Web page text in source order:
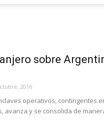
sobre
2016
operativos, contingentes
avanza y se consolida de